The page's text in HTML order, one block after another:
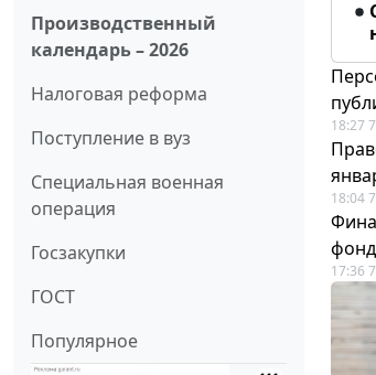
Производственный
календарь – 2026
Налоговая реформа
Поступление в вуз
Специальная военная
операция
Госзакупки
ГОСТ
Популярное
18:27
18:04
17:36